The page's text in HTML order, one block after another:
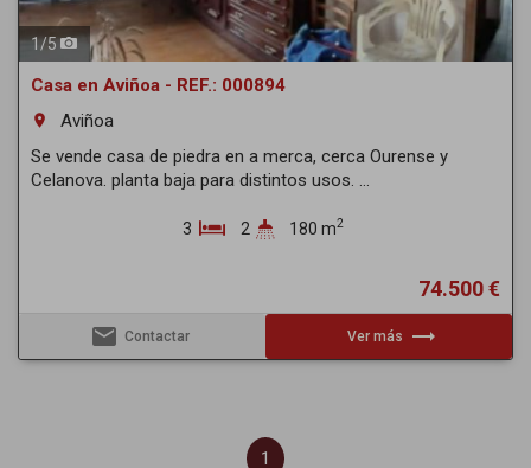
1/5
Casa en Aviñoa - REF.: 000894
room
Aviñoa
Se vende casa de piedra en a merca, cerca Ourense y
Celanova. planta baja para distintos usos. ...
3 2 180 m2
74.500 €
email Contactar Ver más trending_flat
1